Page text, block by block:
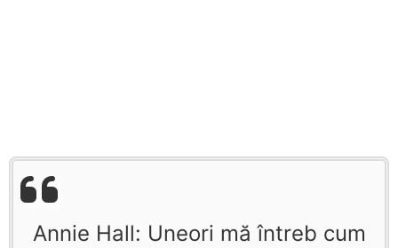
Annie Hall: Uneori mă întreb cum